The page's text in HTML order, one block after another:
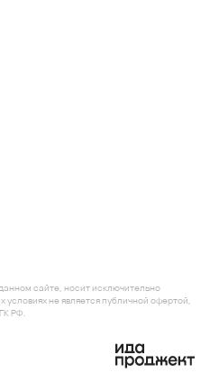
сайте, носит исключительно
не является публичной офертой,
РФ.